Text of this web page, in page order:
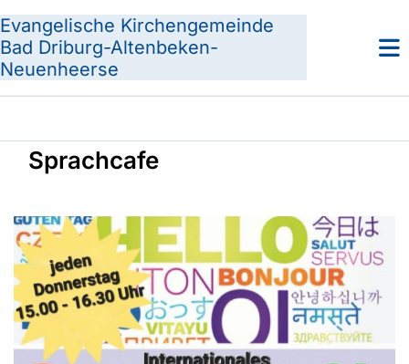
Evangelische Kirchengemeinde
Bad Driburg-Altenbeken-
Neuenheerse
Sprachcafe